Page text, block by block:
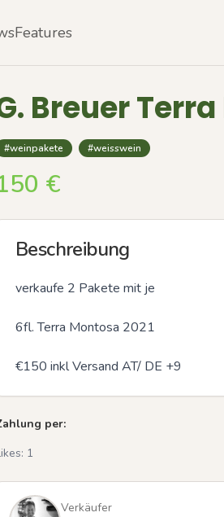
Features
Previous slide
Breuer
#weinpakete #weisswein
€
Beschreibung
verkaufe 2 Pakete mit je
6fl. Terra Montosa 2021
€150 inkl Versand AT/ DE +9
per:
1
Verkäufer